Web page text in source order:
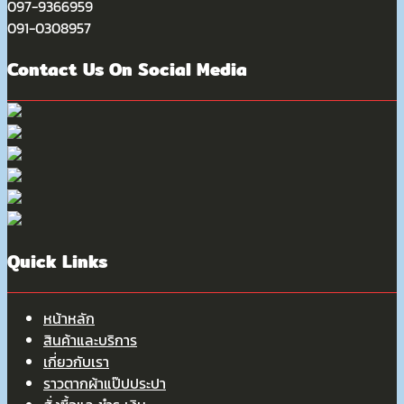
097-9366959
091-0308957
Contact Us On Social Media
Quick Links
หน้าหลัก
สินค้าและบริการ
เกี่ยวกับเรา
ราวตากผ้าแป๊ปประปา